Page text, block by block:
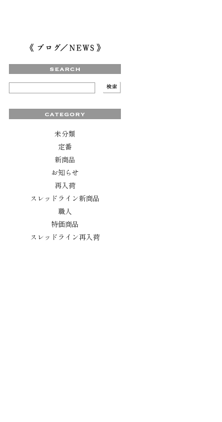
未分類
定番
新商品
お知らせ
再入荷
スレッドライン新商品
職人
特価商品
スレッドライン再入荷